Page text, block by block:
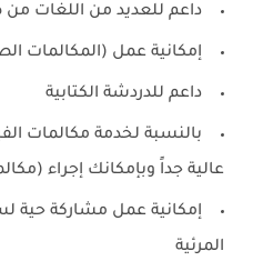
داعم للعديد من اللغات من
إمكانية عمل (المكالمات
داعم للدردشة الكتابية
بالنسبة لخدمة مكالمات
عالية جداً وبإمكانك إجراء
إمكانية عمل مشاركة حية
المرئية